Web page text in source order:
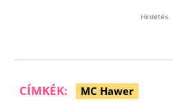
Hirdetés
CÍMKÉK: MC Hawer